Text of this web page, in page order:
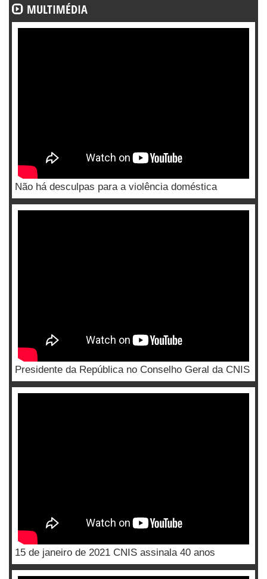
MULTIMÉDIA
Não há desculpas para a violência doméstica
Presidente da República no Conselho Geral da CNIS
15 de janeiro de 2021 CNIS assinala 40 anos